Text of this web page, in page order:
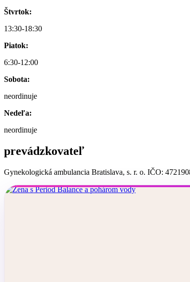
Štvrtok:
13:30-18:30
Piatok:
6:30-12:00
Sobota:
neordinuje
Nedeľa:
neordinuje
prevádzkovateľ
Gynekologická ambulancia Bratislava, s. r. o. IČO: